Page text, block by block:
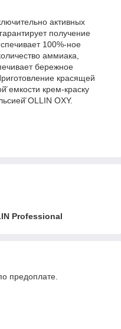
активных
получение
100%-ное
аммиака,
бережное
красящей
емкости крем-краску
OLLIN OXY.
Professional
предоплате.